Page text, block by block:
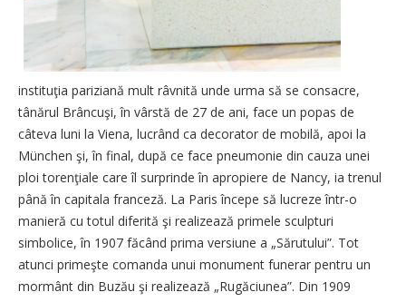
instituţia pariziană mult râvnită unde urma să se consacre,
tânărul Brâncuşi, în vârstă de 27 de ani, face un popas de
câteva luni la Viena, lucrând ca decorator de mobilă, apoi la
München şi, în final, după ce face pneumonie din cauza unei
ploi torenţiale care îl surprinde în apropiere de Nancy, ia trenul
până în capitala franceză. La Paris începe să lucreze într-o
manieră cu totul diferită şi realizează primele sculpturi
simbolice, în 1907 făcând prima versiune a „Sărutului”. Tot
atunci primeşte comanda unui monument funerar pentru un
mormânt din Buzău şi realizează „Rugăciunea”. Din 1909